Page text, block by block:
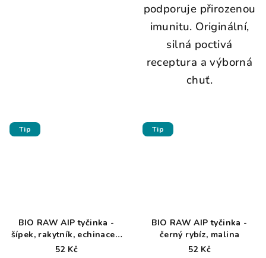
podporuje přirozenou
imunitu. Originální,
silná poctivá
receptura a výborná
chuť.
Tip
BIO RAW AIP tyčinka -
šípek, rakytník, echinacea,
měsíček
52 Kč
Tip
BIO RAW AIP tyčinka -
černý rybíz, malina
52 Kč